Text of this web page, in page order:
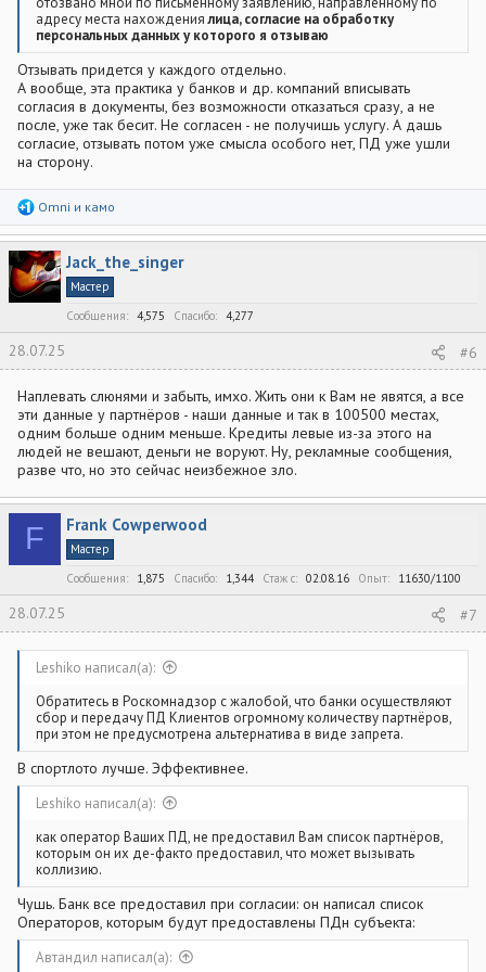
документов:
Даты и места рождения;
Пола;
Паспортных данных (серия и номер паспорта; дата выдачи
паспорта; информация о том, кем выдан паспорт; код
подразделения, выдавшего паспорт);
Данных иных документов, удостоверяющих мою личность
(серия и номер, дата выдачи, сведения об органе, выдавшем
такой документ);
Адреса регистрации, даты регистрации;
Адреса фактического проживания;
Социального и имущественного положения;
Образования;
Отношения к воинской службе;
ИНН;
СНИЛС;
Телефонного номера (домашний (как по адресу регистрации,
так и по адресу фактического проживания), мобильный,
Адресов электронной почты;
Сведений о трудовой деятельности (тип занятости,
ежемесячный доход, название организации работодателя,
адрес работы, дата начала занятости, телефон
организации, должность, тип должности, тип дохода (в
случае определенного типа занятости)) и расходах;
Иной информации, имеющейся в распоряжении Партнеров,
по моему поручению и/или с моего согласия и/или полученной
данными лицами самостоятельно, в том числе указанной в
заявке для заключения договора потребительского кредита
(займа), и/или иным образом полученной Партнерами.
Настоящее Согласие дается в целях:
заполнения документов и сбора сведений, необходимых для
одним или несколькими Партнерами, проверки надлежащего
оформления и полноты предоставляемых сведений,
заверения копий представленных мной документов;
телефонного анкетирования и предложения специальных
условий по услугам, в том числе являющихся
дополнительными к услугам кредитования;
исправления кредитной документации;
выдачи мне потребительского кредита (займа), в случае
одобрения указанной выдачи Партнерами;
консультирования по поводу погашения потребительского
пользования услугами Партнеров;
предоставления мне товаров, работ и услуг;
создания информационных баз данных Партнеров;
предложения продуктов и услуг Партнеров и их
контрагентов и/или их аффилированных лиц, в том числе
рекламы;
заключения и исполнения договоров и соглашений, где я
являюсь стороной либо выгодоприобретателем или
адресу места нахождениялица, согласие на обработку
персональных данных у которого я отзываю
Отзывать придется у каждого отдельно.
А вообще, эта практика у банков и др. компаний вписывать
согласия в документы, без возможности отказаться сразу, а не
после, уже так бесит. Не согласен - не получишь услугу. А дашь
согласие, отзывать потом уже смысла особого нет, ПД уже ушли
на сторону.
Р
а
к
ц
и
и
Omni и камо
Jack_the_singer
Мастер
Сообщения
4,575 Спасибо 4,277
28.07.25 #6
Наплевать слюнями и забыть, имхо. Жить они к Вам не явятся, а все
эти данные у партнёров - наши данные и так в 100500 местах,
одним больше одним меньше. Кредиты левые из-за этого на
людей не вешают, деньги не воруют. Ну, рекламные сообщения,
разве что, но это сейчас неизбежное зло.
F Frank Cowperwood
Мастер
Сообщения
1,875 Спасибо 1,344 Стаж c 02.08.16 Опыт 11630/1100
28.07.25 #7
Leshiko написал(а):
Обратитесь в Роскомнадзор с жалобой, что банки осуществляют
сбор и передачу ПД Клиентов огромному количеству партнёров,
при этом не предусмотрена альтернатива в виде запрета.
В спортлото лучше. Эффективнее.
Leshiko написал(а):
как оператор Ваших ПД, не предоставил Вам список партнёров,
которым он их де-факто предоставил, что может вызывать
коллизию.
Чушь. Банк все предоставил при согласии: он написал список
Операторов, которым будут предоставлены ПДн субъекта:
Автандил написал(а):